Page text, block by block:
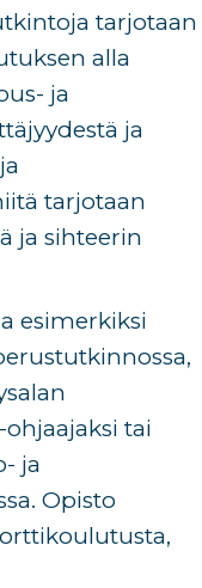
tarjotaan
alla
ja
ja
tarjotaan
ja sihteerin
esimerkiksi
tai
ja
Opisto